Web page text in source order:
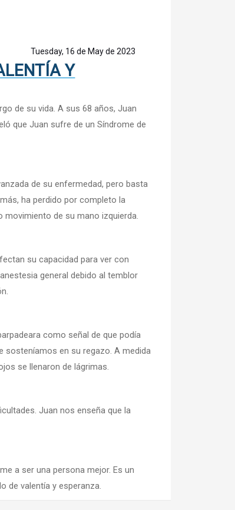
Tuesday, 16 de May de 2023
Y
de su vida. A sus 68 años, Juan
que Juan sufre de un Síndrome de
de su enfermedad, pero basta
ha perdido por completo la
de su mano izquierda.
su capacidad para ver con
general debido al temblor
como señal de que podía
sosteníamos en su regazo. A medida
se llenaron de lágrimas.
Juan nos enseña que la
a ser una persona mejor. Es un
de valentía y esperanza.